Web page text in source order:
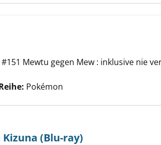
Mewtu gegen Mew : inklusive nie
Pokémon
(Blu-ray)